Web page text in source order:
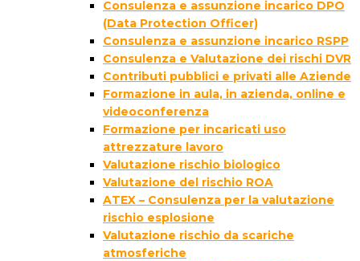
Consulenza e assunzione incarico DPO
(Data Protection Officer)
Consulenza e assunzione incarico RSPP
Consulenza e Valutazione dei rischi DVR
Contributi pubblici e privati alle Aziende
Formazione in aula, in azienda, online e
videoconferenza
Formazione per incaricati uso
attrezzature lavoro
Valutazione rischio biologico
Valutazione del rischio ROA
ATEX – Consulenza per la valutazione
rischio esplosione
Valutazione rischio da scariche
atmosferiche